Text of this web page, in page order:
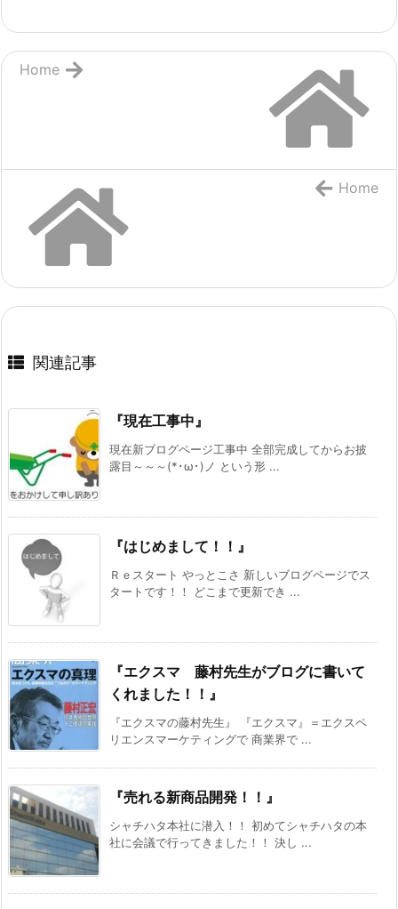
Home
Home
関連記事
『現在工事中』
現在新ブログページ工事中 全部完成してからお披
露目～～～(*･ω･)ノ という形 ...
『はじめまして！！』
Ｒｅスタート やっとこさ 新しいブログページでス
タートです！！ どこまで更新でき ...
『エクスマ 藤村先生がブログに書いて
くれました！！』
『エクスマの藤村先生』 『エクスマ』＝エクスペ
リエンスマーケティングで 商業界で ...
『売れる新商品開発！！』
シャチハタ本社に潜入！！ 初めてシャチハタの本
社に会議で行ってきました！！ 決し ...